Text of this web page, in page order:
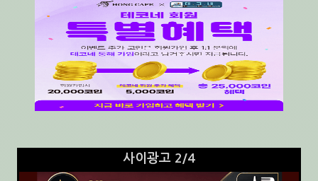
사이광고 3/4